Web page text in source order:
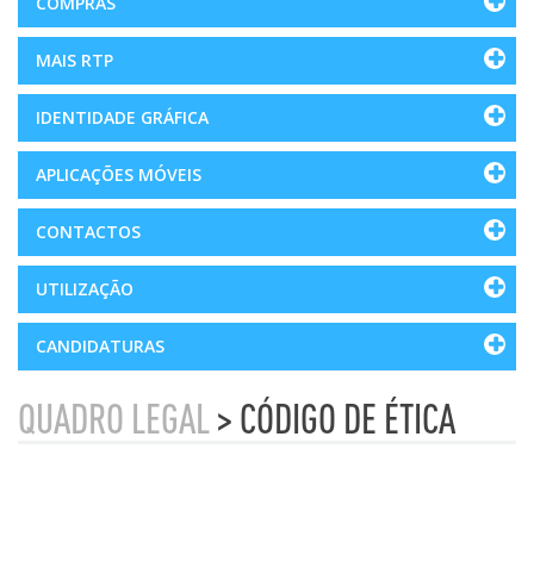
MAIS RTP
IDENTIDADE GRÁFICA
APLICAÇÕES MÓVEIS
CONTACTOS
UTILIZAÇÃO
CANDIDATURAS
QUADRO LEGAL> CÓDIGO DE ÉTICA